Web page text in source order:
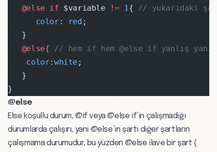
   @else if
$variable != 1{ // yukarıdaki
      color
: red ;
   }
   @else{
// hem if hem @else if yanlış yani
    color
:white ;
   }
}
@else
Else koşullu durum, @if veya @else if’in çalışmadığı
durumlarda çalışırı, yani @else’in şartı diğer şartların
çalışmama durumudur, bu yüzden @else ilave bir şart (